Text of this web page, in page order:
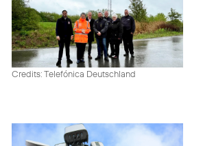
Credits: Telefónica Deutschland